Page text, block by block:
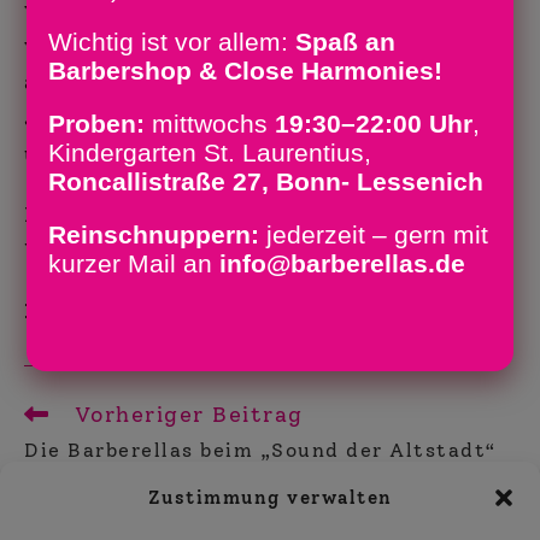
Zustimmung verwalten
vierstimmigen Harmonien und
witzigen Choreographien durch Hits
aus Pop und Musical, Barbershop- und
Jazzklassiker: spritzig und
unverwechselbar.
Köllenhof, Marienforster Weg 14,
Wachtberg-Ließem
Freitag, 18. Juli 2025, 19:00 Uhr
Weitere
ansehen
Vorheriger Beitrag
Die Barberellas beim „Sound der Altstadt“
Sonnenschein, Sonnenhüte und satte
Wichtig ist vor allem:Spaß an
Barbershop & Close Harmonies!
Proben: mittwochs 19:30–22:00 Uhr
Kindergarten St. Laurentius,
Roncallistraße 27, Bonn- Lessenich
Reinschnuppern: jederzeit – gern mit
kurzer Mail an info@barberellas.de